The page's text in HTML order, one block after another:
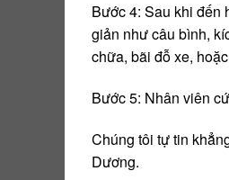
Bước 4: Sau khi đến
giản như câu bình,
chữa, bãi đỗ xe,
Bước 5: Nhân viên
Chúng tôi tự tin
Dương.